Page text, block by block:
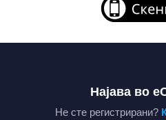
Најава во
Не сте регистрирани?